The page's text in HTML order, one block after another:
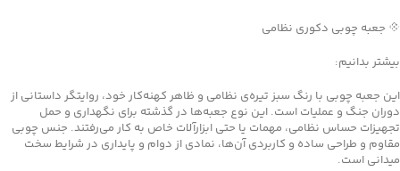
💠 جعبه چوبی دکوری نظامی
بیشتر بدانیم:
این جعبه چوبی با رنگ سبز تیره‌ی نظامی و ظاهر کهنه‌کار خود، روایتگر داستانی از
دوران جنگ و عملیات است. این نوع جعبه‌ها در گذشته برای نگهداری و حمل
تجهیزات حساس نظامی، مهمات یا حتی ابزارآلات خاص به کار می‌رفتند. جنس چوبی
مقاوم و طراحی ساده و کاربردی آن‌ها، نمادی از دوام و پایداری در شرایط سخت
میدانی است.